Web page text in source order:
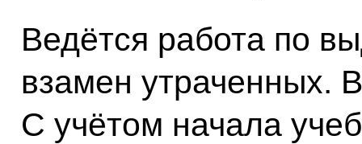
Ведётся работа по
взамен утраченных.
С учётом начала